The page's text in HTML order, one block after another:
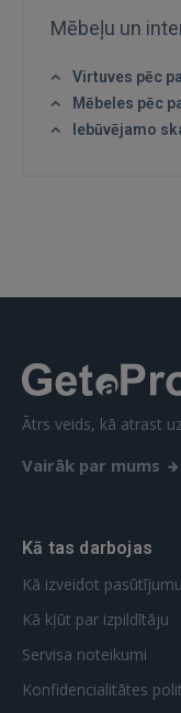
Mēbeļu un
Virtuves pēc
Mēbeles pēc
Iebūvējamo
Ātrs veids, kā atrast
Vairāk par mums
Kā tas darbojas
Kā izveidot pasūtījumu
Kā kļūt par izpildītāju
Servisa noteikumi
Konfidencialitātes